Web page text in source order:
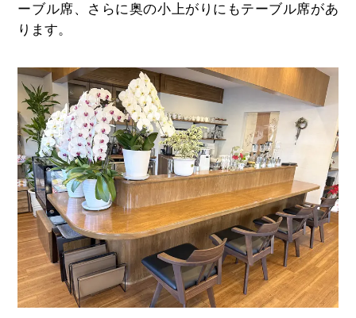
ーブル席、さらに奥の小上がりにもテーブル席があ
ります。